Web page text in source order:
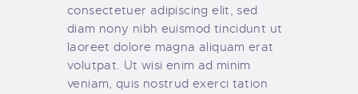
consectetuer adipiscing elit, sed
diam nony nibh euismod tincidunt ut
laoreet dolore magna aliquam erat
volutpat. Ut wisi enim ad minim
veniam, quis nostrud exerci tation